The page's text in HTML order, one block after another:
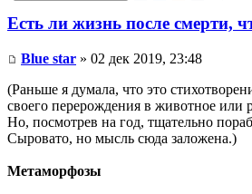
Есть ли жизнь после смерти,
Blue star » 02 дек 2019, 23:48
(Раньше я думала, что это
своего перерождения в животное или
Но, посмотрев на год, тщательно
Сыровато, но мысль сюда заложена.)
Метаморфозы